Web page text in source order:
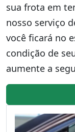
sua frota em
nosso serviço
você ficará no
condição de
aumente a